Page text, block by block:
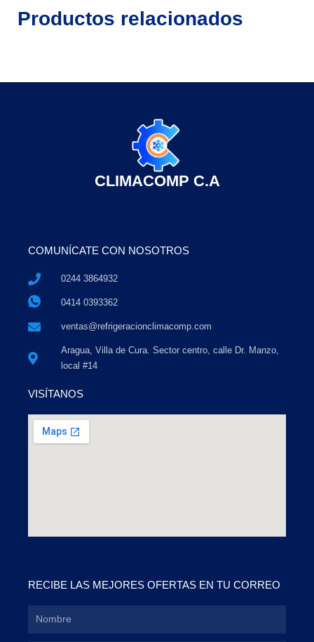
Productos relacionados
CLIMACOMP C.A
COMUNÍCATE CON NOSOTROS
0244 3864932
0414 0393362
ventas@refrigeracionclimacomp.com
Aragua, Villa de Cura. Sector centro, calle Dr. Manzo,
local #14
VISÍTANOS
RECIBE LAS MEJORES OFERTAS EN TU CORREO